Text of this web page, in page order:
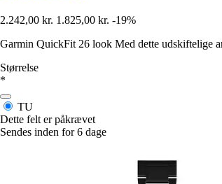
2.242,00 kr. 1.825,00 kr. -19%
Garmin QuickFit 26 look Med dette udskiftelige
Størrelse
*
TU
Dette felt er påkrævet
Sendes inden for 6 dage